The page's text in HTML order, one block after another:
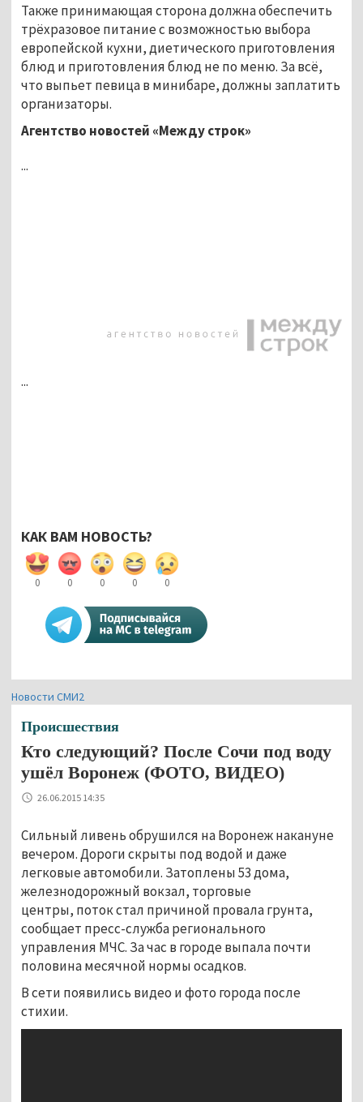
Также принимающая сторона должна обеспечить
трёхразовое питание с возможностью выбора
европейской кухни, диетического приготовления
блюд и приготовления блюд не по меню. За всё,
что выпьет певица в минибаре, должны заплатить
организаторы.
Агентство новостей «Между строк»
...
...
КАК ВАМ НОВОСТЬ?
0 0 0 0 0
Новости СМИ2
Происшествия
Кто следующий? После Сочи под воду
ушёл Воронеж (ФОТО, ВИДЕО)
26.06.2015 14:35
Сильный ливень обрушился на Воронеж накануне
вечером. Дороги скрыты под водой и даже
легковые автомобили. Затоплены 53 дома,
железнодорожный вокзал, торговые
центры, поток стал причиной провала грунта,
сообщает пресс-служба регионального
управления МЧС. За час в городе выпала почти
половина месячной нормы осадков.
В сети появились видео и фото города после
стихии.